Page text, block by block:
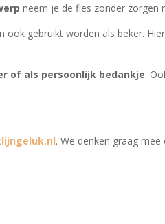
neem je de fles zonder zorgen
ook gebruikt worden als beker.
of als persoonlijk bedankje.
. We denken graag